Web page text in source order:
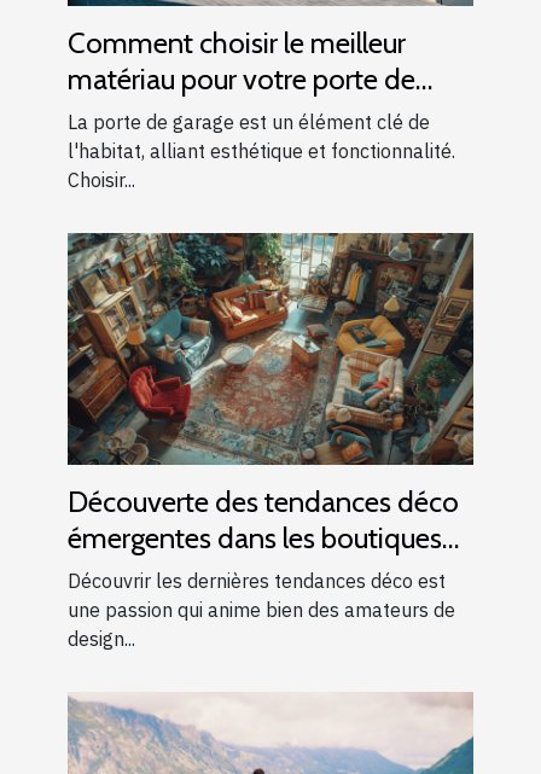
Comment choisir le meilleur
matériau pour votre porte de
garage
La porte de garage est un élément clé de
l'habitat, alliant esthétique et fonctionnalité.
Choisir...
Découverte des tendances déco
émergentes dans les boutiques
locales
Découvrir les dernières tendances déco est
une passion qui anime bien des amateurs de
design...